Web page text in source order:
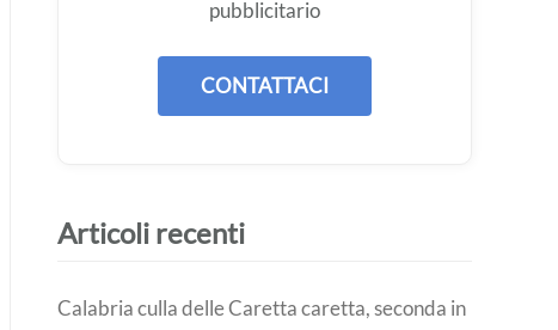
pubblicitario
CONTATTACI
Articoli recenti
Calabria culla delle Caretta caretta, seconda in